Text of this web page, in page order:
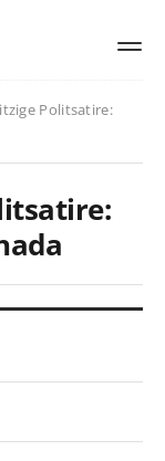
Politsatire: